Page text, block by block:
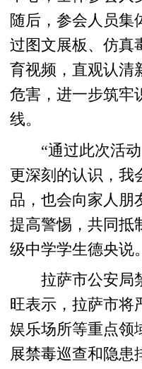
随后，参会人员集
过图文展板、仿真
育视频，直观认清
危害，进一步筑牢
线。
“通过此次活动
更深刻的认识，我
品，也会向家人朋
提高警惕，共同抵
级中学学生德央说。
拉萨市公安局禁
旺表示，拉萨市将
娱乐场所等重点领
展禁毒巡查和隐患